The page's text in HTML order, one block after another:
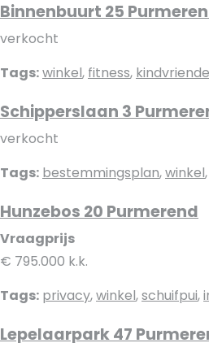
Binnenbuurt 25
verkocht
Tags:winkel, fitness,
Schipperslaan 3
verkocht
Tags: bestemmingsplan,winkel,
Hunzebos 20 Purmerend
Vraagprijs
€ 795.000 k.k.
Tags: privacy,winkel,schuifpui,
Lepelaarpark 47